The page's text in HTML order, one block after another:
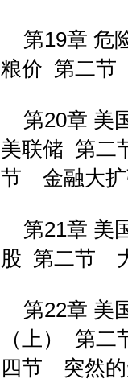
第19章 危
粮价 第二
第20章 美
美联储 第二
节 金融大
第21章 美
股 第二节
第22章 美
（上）
第二
四节 突然